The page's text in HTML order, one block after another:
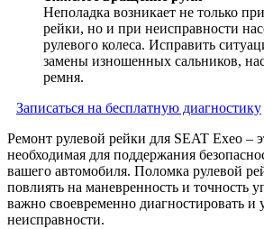
Неполадка возникает не только
рейки, но и при неисправности
рулевого колеса. Исправить
замены изношенных сальников,
ремня.
Записаться на бесплатную диагностику
Ремонт рулевой рейки для SEAT Exeo –
необходимая для поддержания
вашего автомобиля. Поломка рулевой
повлиять на маневренность и точность
важно своевременно диагностировать и
неисправности.